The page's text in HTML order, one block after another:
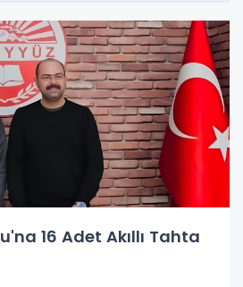
16 Adet Akıllı Tahta